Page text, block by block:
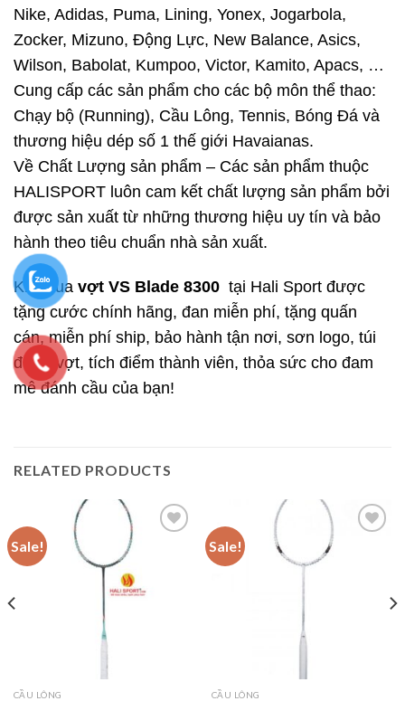
Nike, Adidas, Puma, Lining, Yonex, Jogarbola,
Zocker, Mizuno, Động Lực, New Balance, Asics,
Wilson, Babolat, Kumpoo, Victor, Kamito, Apacs, …
Cung cấp các sản phẩm cho các bộ môn thể thao:
Chạy bộ (Running), Cầu Lông, Tennis, Bóng Đá và
thương hiệu dép số 1 thế giới Havaianas.
Về Chất Lượng sản phẩm – Các sản phẩm thuộc
HALISPORT luôn cam kết chất lượng sản phẩm bởi
được sản xuất từ những thương hiệu uy tín và bảo
hành theo tiêu chuẩn nhà sản xuất.
Khi mua vợt VS Blade 8300 tại Hali Sport được
tặng cước chính hãng, đan miễn phí, tặng quấn
cán, miễn phí ship, bảo hành tận nơi, sơn logo, túi
đựng vợt, tích điểm thành viên, thỏa sức cho đam
mê đánh cầu của bạn!
RELATED PRODUCTS
Sale!
CẦU LÔNG
Sale!
CẦU LÔNG